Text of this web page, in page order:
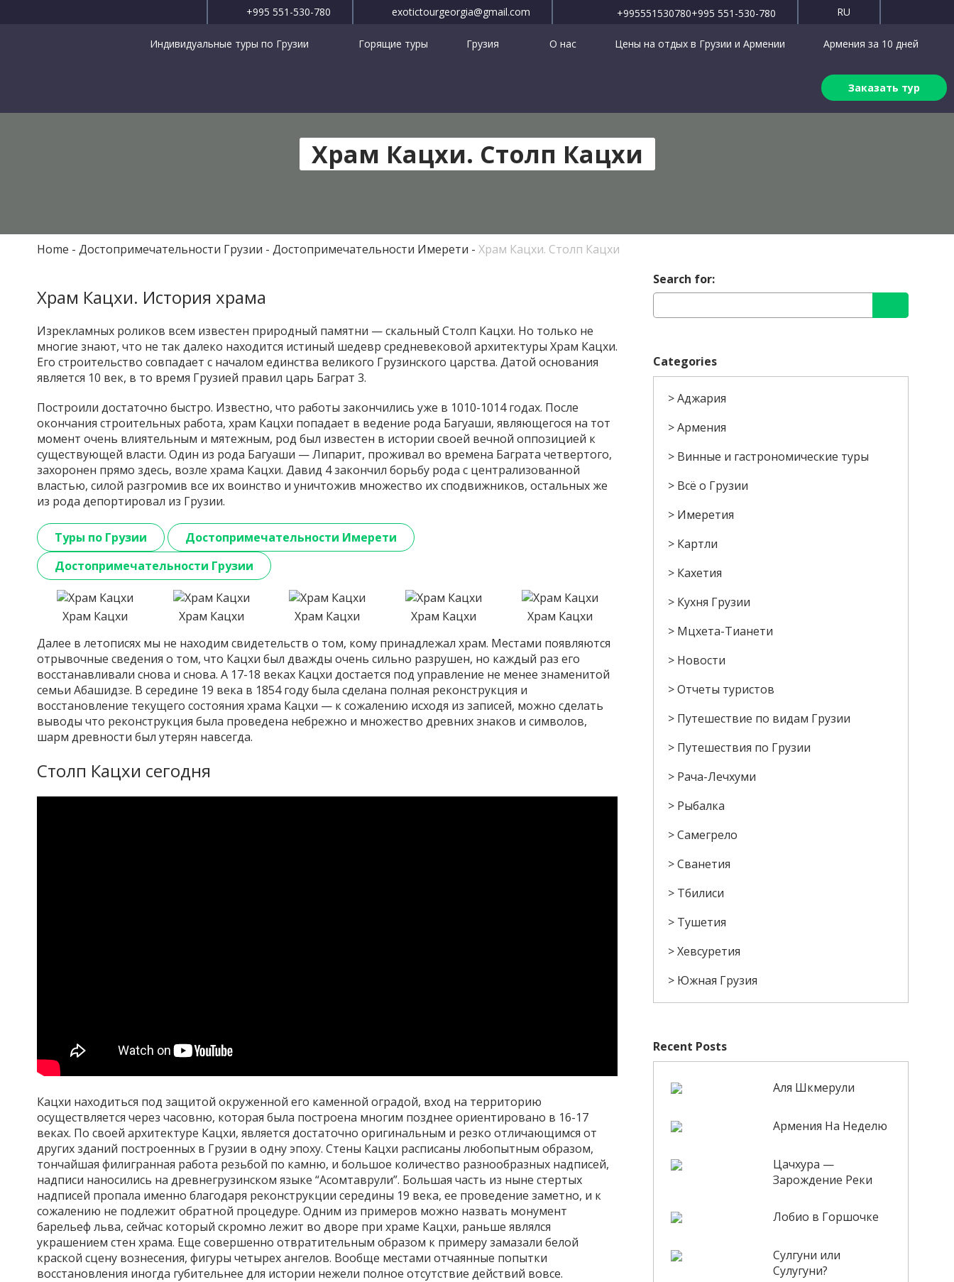
+995 551-530-780 exotictourgeorgia@gmail.com +995551530780+995 551-530-780 RU
Индивидуальные туры по Грузии Горящие туры Грузия О нас Цены на отдых в Грузии и Армении Армения за 10 дней
Заказать тур
Храм Кацхи. Столп Кацхи
Home Достопримечательности Грузии Достопримечательности Имерети Храм Кацхи. Столп Кацхи
Храм Кацхи. История храма
Изрекламных роликов всем известен природный памятни — скальный Столп Кацхи. Но только не
многие знают, что не так далеко находится истиный шедевр средневековой архитектуры Храм Кацхи.
Его строительство совпадает с началом единства великого Грузинского царства. Датой основания
является 10 век, в то время Грузией правил царь Баграт 3.
Построили достаточно быстро. Известно, что работы закончились уже в 1010-1014 годах. После
окончания строительных работа, храм Кацхи попадает в ведение рода Багуаши, являющегося на тот
момент очень влиятельным и мятежным, род был известен в истории своей вечной оппозицией к
существующей власти. Один из рода Багуаши — Липарит, проживал во времена Баграта четвертого,
захоронен прямо здесь, возле храма Кацхи. Давид 4 закончил борьбу рода с централизованной
властью, силой разгромив все их воинство и уничтожив множество их сподвижников, остальных же
из рода депортировал из Грузии.
Туры по Грузии
Достопримечательности Имерети
Достопримечательности Грузии
Храм Кацхи Храм Кацхи Храм Кацхи Храм Кацхи
Храм Кацхи
Далее в летописях мы не находим свидетельств о том, кому принадлежал храм. Местами появляются
отрывочные сведения о том, что Кацхи был дважды очень сильно разрушен, но каждый раз его
восстанавливали снова и снова. А 17-18 веках Кацхи достается под управление не менее знаменитой
семьи Абашидзе. В середине 19 века в 1854 году была сделана полная реконструкция и
восстановление текущего состояния храма Кацхи — к сожалению исходя из записей, можно сделать
выводы что реконструкция была проведена небрежно и множество древних знаков и символов,
шарм древности был утерян навсегда.
Столп Кацхи сегодня
Кацхи находиться под защитой окруженной его каменной оградой, вход на территорию
осуществляется через часовню, которая была построена многим позднее ориентировано в 16-17
веках. По своей архитектуре Кацхи, является достаточно оригинальным и резко отличающимся от
других зданий построенных в Грузии в одну эпоху. Стены Кацхи расписаны любопытным образом,
тончайшая филигранная работа резьбой по камню, и большое количество разнообразных надписей,
надписи наносились на древнегрузинском языке “Асомтаврули”. Большая часть из ныне стертых
надписей пропала именно благодаря реконструкции середины 19 века, ее проведение заметно, и к
сожалению не подлежит обратной процедуре. Одним из примеров можно назвать монумент
барельеф льва, сейчас который скромно лежит во дворе при храме Кацхи, раньше являлся
украшением стен храма. Еще совершенно отвратительным образом к примеру замазали белой
краской сцену вознесения, фигуры четырех ангелов. Вообще местами отчаянные попытки
восстановления иногда губительнее для истории нежели полное отсутствие действий вовсе.
Search for:
Categories
Аджария
Армения
Винные и гастрономические туры
Всё о Грузии
Имеретия
Картли
Кахетия
Кухня Грузии
Мцхета-Тианети
Новости
Отчеты туристов
Путешествие по видам Грузии
Путешествия по Грузии
Рача-Лечхуми
Рыбалка
Самегрело
Сванетия
Тбилиси
Тушетия
Хевсуретия
Южная Грузия
Recent Posts
Аля Шкмерули
Армения На Неделю
Цачхура —
Зарождение Реки
Лобио в Горшочке
Сулгуни или
Сулугуни?